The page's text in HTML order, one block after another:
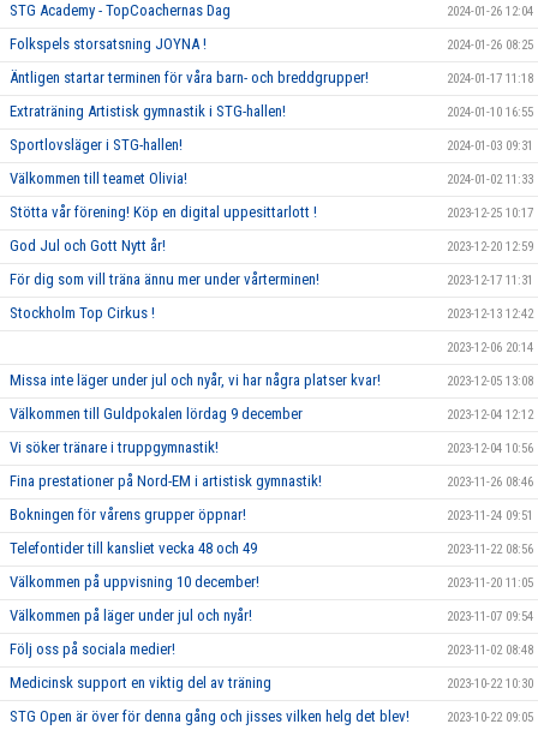
STG Academy - TopCoachernas Dag 2024-01-26 12:04
Folkspels storsatsning JOYNA ! 2024-01-26 08:25
Äntligen startar terminen för våra barn- och breddgrupper! 2024-01-17 11:18
Extraträning Artistisk gymnastik i STG-hallen! 2024-01-10 16:55
Sportlovsläger i STG-hallen! 2024-01-03 09:31
Välkommen till teamet Olivia! 2024-01-02 11:33
Stötta vår förening! Köp en digital uppesittarlott ! 2023-12-25 10:17
God Jul och Gott Nytt år! 2023-12-20 12:59
För dig som vill träna ännu mer under vårterminen! 2023-12-17 11:31
Stockholm Top Cirkus ! 2023-12-13 12:42
2023-12-06 20:14
Missa inte läger under jul och nyår, vi har några platser kvar! 2023-12-05 13:08
Välkommen till Guldpokalen lördag 9 december 2023-12-04 12:12
Vi söker tränare i truppgymnastik! 2023-12-04 10:56
Fina prestationer på Nord-EM i artistisk gymnastik! 2023-11-26 08:46
Bokningen för vårens grupper öppnar! 2023-11-24 09:51
Telefontider till kansliet vecka 48 och 49 2023-11-22 08:56
Välkommen på uppvisning 10 december! 2023-11-20 11:05
Välkommen på läger under jul och nyår! 2023-11-07 09:54
Följ oss på sociala medier! 2023-11-02 08:48
Medicinsk support en viktig del av träning 2023-10-22 10:30
STG Open är över för denna gång och jisses vilken helg det blev! 2023-10-22 09:05